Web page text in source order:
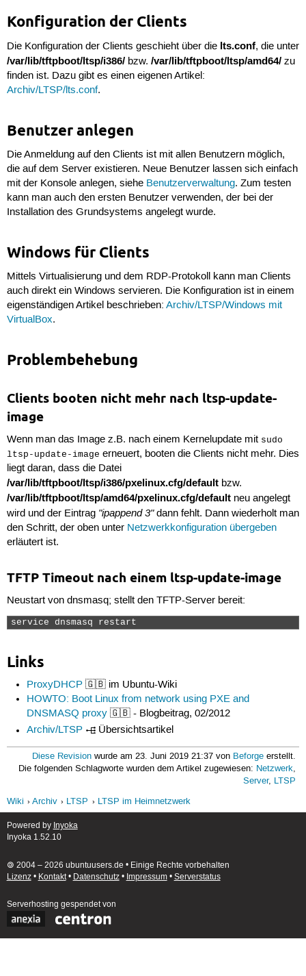
Konfiguration der Clients
Die Konfiguration der Clients geschieht über die lts.conf, die unter
/var/lib/tftpboot/ltsp/i386/bzw. /var/lib/tftpboot/ltsp/amd64/zu
finden ist. Dazu gibt es einen eigenen Artikel:
Archiv/LTSP/lts.conf.
Benutzer anlegen
Die Anmeldung auf den Clients ist mit allen Benutzern möglich,
die auf dem Server existieren. Neue Benutzer lassen sich einfach
mit der Konsole anlegen, siehe Benutzerverwaltung. Zum testen
kann man auch den ersten Benutzer verwenden, der bei der
Installation des Grundsystems angelegt wurde.
Windows für Clients
Mittels Virtualisierung und dem RDP-Protokoll kann man Clients
auch direkt ein Windows servieren. Die Konfiguration ist in einem
eigenständigen Artikel beschrieben: Archiv/LTSP/Windows mit
VirtualBox.
Problembehebung
Clients booten nicht mehr nach ltsp-update-
image
Wenn man das Image z.B. nach einem Kernelupdate mit sudo
ltsp-update-image erneuert, booten die Clients nicht mehr. Dies
liegt daran, dass die Datei
/var/lib/tftpboot/ltsp/i386/pxelinux.cfg/defaultbzw.
/var/lib/tftpboot/ltsp/amd64/pxelinux.cfg/defaultneu angelegt
wird und der Eintrag "ipappend 3"dann fehlt. Dann wiederholt man
den Schritt, der oben unter Netzwerkkonfiguration übergeben
erläutert ist.
TFTP Timeout nach einem ltsp-update-image
Neustart von dnsmasq; stellt den TFTP-Server bereit:
service dnsmasq restart
Links
ProxyDHCP 🇬🇧 im Ubuntu-Wiki
HOWTO: Boot Linux from network using PXE and
DNSMASQ proxy 🇬🇧 - Blogbeitrag, 02/2012
Archiv/LTSP
Übersichtsartikel
Diese Revision wurde am 23. Juni 2019 21:37 von Beforge erstellt.
Die folgenden Schlagworte wurden dem Artikel zugewiesen: Netzwerk,
Server, LTSP
Wiki
Archiv LTSP LTSP im Heimnetzwerk
Powered by Inyoka
Inyoka 1.52.10
🄯 2004 – 2026 ubuntuusers.de • Einige Rechte vorbehalten
Lizenz• Kontakt• Datenschutz• Impressum• Serverstatus
Serverhosting gespendet von